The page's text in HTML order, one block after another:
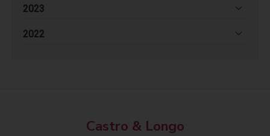
2023
2022
Castro & Longo